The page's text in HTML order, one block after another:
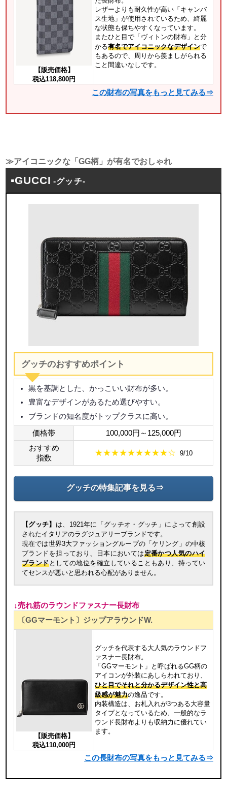
【販売価格】
税込118,800円
レザーよりも耐久性が高い「キャンバ
ス生地」が使用されているため、綺麗
な状態も保ちやすくなっています。
またひと目で「ヴィトンの財布」と分
かる有名でアイコニックなデザインで
もあるので、周りから羨ましがられる
こと間違いなしです。
この財布の写真をもっと見てみる⇒
≫アイコニックな「GG柄」が有名でおしゃれ
▪GUCCI -グッチ-
グッチのおすすめポイント
黒を基調とした、かっこいい財布が多い。
豊富なデザインがあるため選びやすい。
ブランドの知名度がトップクラスに高い。
価格帯
100,000円～125,000円
おすすめ
指数
★★★★★★★★★☆ 9/10
グッチの特集記事を見る⇒
【グッチ】 は、1921年に「グッチオ・グッチ」によって創設
されたイタリアのラグジュアリーブランドです。
現在では世界3大ファッショングループの「ケリング」の中核
ブランドを担っており、日本においては定番かつ人気のハイ
ブランドとしての地位を確立していることもあり、持ってい
てセンスが悪いと思われる心配がありません。
↓売れ筋のラウンドファスナー長財布
〔GGマーモント〕ジップアラウンドW.
【販売価格】
税込110,000円
グッチを代表する大人気のラウンドフ
ァスナー長財布。
「GGマーモント」と呼ばれるGG柄の
アイコンが外装にあしらわれており、
ひと目でそれと分かるデザイン性と高
級感が魅力の逸品です。
内装構造は、お札入れが3つある大容量
タイプとなっているため、一般的なラ
ウンド長財布よりも収納力に優れてい
ます。
この長財布の写真をもっと見てみる⇒